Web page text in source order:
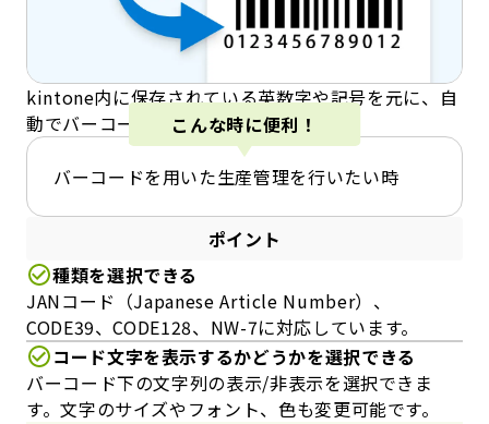
kintone内に保存されている英数字や記号を元に、自
動でバーコードを生成して出力できます。
こんな時に便利！
バーコードを用いた生産管理を行いたい時
ポイント
種類を選択できる
JANコード（Japanese Article Number）、
CODE39、CODE128、NW-7に対応しています。
コード文字を表示するかどうかを選択できる
バーコード下の文字列の表示/非表示を選択できま
す。文字のサイズやフォント、色も変更可能です。